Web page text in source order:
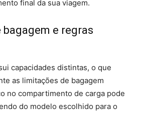
final da sua viagem.
e regras
capacidades distintas, o que
as limitações de bagagem
no compartimento de carga pode
do modelo escolhido para o